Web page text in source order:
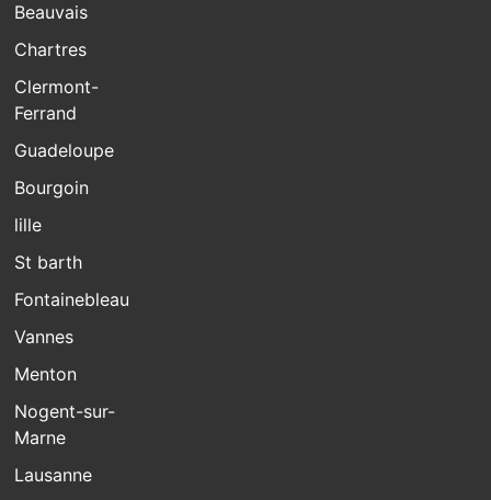
Beauvais
Chartres
Clermont-
Ferrand
Guadeloupe
Bourgoin
lille
St barth
Fontainebleau
Vannes
Menton
Nogent-sur-
Marne
Lausanne